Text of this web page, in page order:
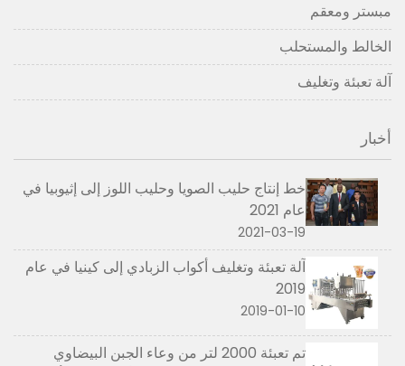
مبستر ومعقم
الخالط والمستحلب
آلة تعبئة وتغليف
أخبار
خط إنتاج حليب الصويا وحليب اللوز إلى إثيوبيا في
عام 2021
2021-03-19
آلة تعبئة وتغليف أكواب الزبادي إلى كينيا في عام
2019
2019-01-10
تم تعبئة 2000 لتر من وعاء الجبن البيضاوي